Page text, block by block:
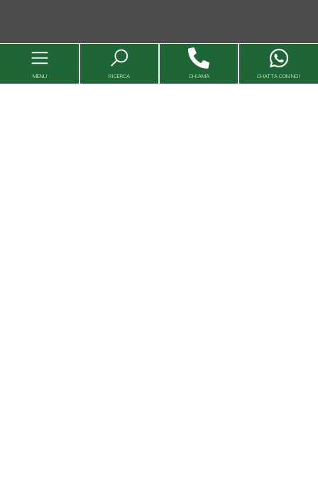
MENU RICERCA CHIAMA CHATTA CON NOI